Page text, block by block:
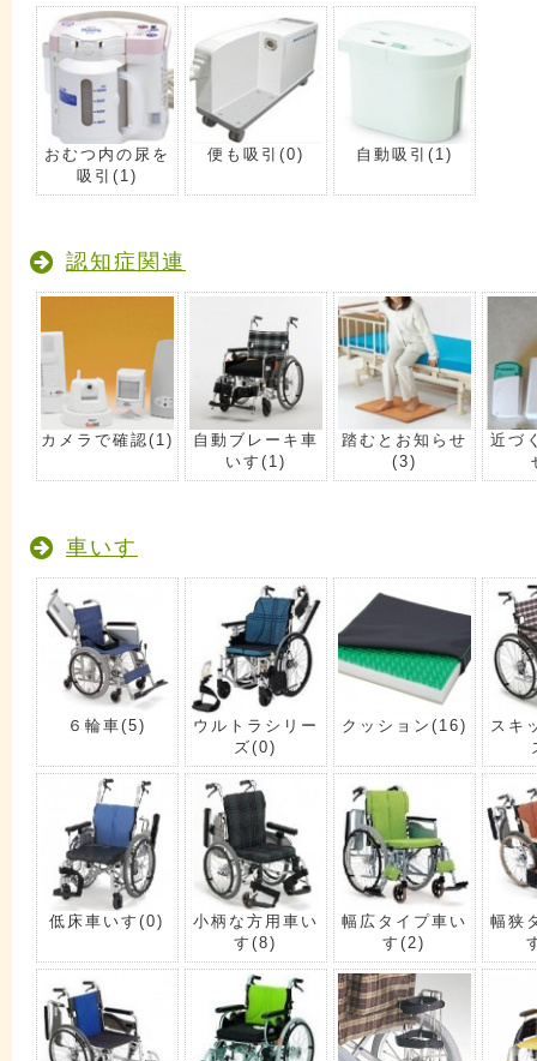
おむつ内の尿を
吸引 (1)
便も吸引 (0) 自動吸引 (1)
認知症関連
カメラで確認(1)
自動ブレーキ車
いす (1)
踏むとお知らせ
(3)
近づ
車いす
６輪車(5)
ウルトラシリー
ズ(0)
クッション (16)
スキ
低床車いす(0)
小柄な方用車い
す(8)
幅広タイプ車い
す(2)
幅狭